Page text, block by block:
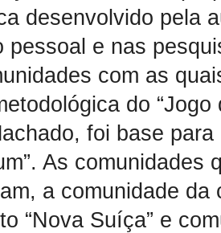
desenvolvido pela
pessoal e nas
com as
do
foi base
As
a comunidade
“Nova Suíça” e